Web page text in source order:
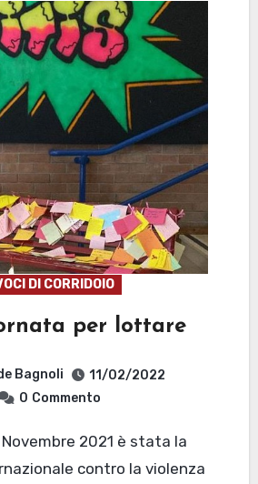
DI CORRIDOIO
per lottare
Bagnoli
11/02/2022
0 Commento
contro la violenza